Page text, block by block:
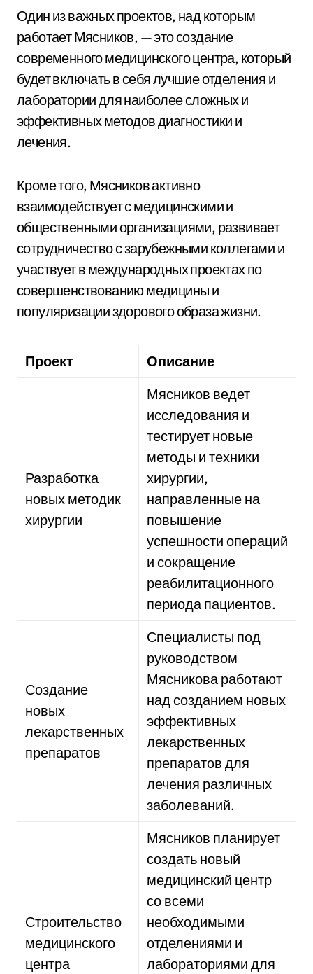
Один из важных проектов, над которым
работает Мясников, — это создание
современного медицинского центра, который
будет включать в себя лучшие отделения и
лаборатории для наиболее сложных и
эффективных методов диагностики и
лечения.
Кроме того, Мясников активно
взаимодействует с медицинскими и
общественными организациями, развивает
сотрудничество с зарубежными коллегами и
участвует в международных проектах по
совершенствованию медицины и
популяризации здорового образа жизни.
Проект Описание
Разработка
новых методик
хирургии
Мясников ведет
исследования и
тестирует новые
методы и техники
хирургии,
направленные на
повышение
успешности операций
и сокращение
реабилитационного
периода пациентов.
Создание
новых
лекарственных
препаратов
Специалисты под
руководством
Мясникова работают
над созданием новых
эффективных
лекарственных
препаратов для
лечения различных
заболеваний.
Строительство
медицинского
центра
Мясников планирует
создать новый
медицинский центр
со всеми
необходимыми
отделениями и
лабораториями для